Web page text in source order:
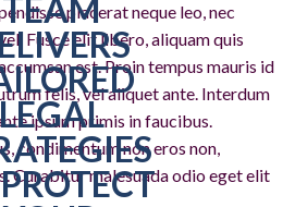
placerat neque leo, nec
Fusce elit libero, aliquam quis
est. Proin tempus mauris id
felis, vel aliquet ante. Interdum
ipsum primis in faucibus.
condimentum non eros non,
Curabitur malesuada odio eget elit